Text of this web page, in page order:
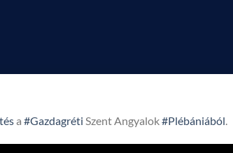
a #Gazdagréti Szent Angyalok#Plébániából.